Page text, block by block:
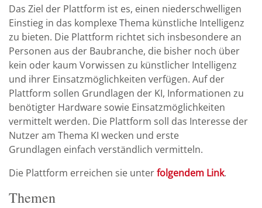
Das Ziel der Plattform ist es, einen niederschwelligen
Einstieg in das komplexe Thema künstliche Intelligenz
zu bieten. Die Plattform richtet sich insbesondere an
Personen aus der Baubranche, die bisher noch über
kein oder kaum Vorwissen zu künstlicher Intelligenz
und ihrer Einsatzmöglichkeiten verfügen. Auf der
Plattform sollen Grundlagen der KI, Informationen zu
benötigter Hardware sowie Einsatzmöglichkeiten
vermittelt werden. Die Plattform soll das Interesse der
Nutzer am Thema KI wecken und erste
Grundlagen einfach verständlich vermitteln.
Die Plattform erreichen sie unterfolgendem Link.
Themen